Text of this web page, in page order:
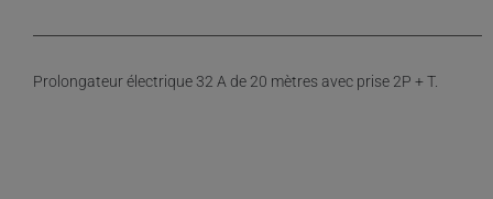
Prolongateur électrique 32 A de 20 mètres avec prise 2P + T.